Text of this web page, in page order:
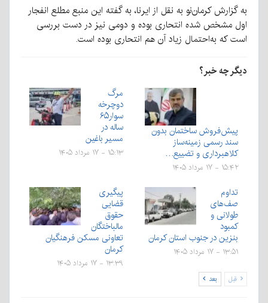
به گزارش کرمان‌نو به نقل از ایرنا، به گفته این منبع مطلع انفجار
اول مشخص شده انتحاری بوده و دومی نیز در دست بررسی
است که به‌احتمال زیاد آن هم انتحاری بوده است.
دیگر چه خبر؟
پیش‌فروش ساختمان بدون
سند رسمی زمینه‌ساز
کلاهبرداری و تضییع…
۱۵:۴۲ - ۱۷ مرداد ۱۴۰۵
مرگ
دوچرخه
سوار۶۵
ساله در
مسیر باغین
۱۵:۱۳ - ۱۷ مرداد ۱۴۰۵
تداوم
صف‌های
طولانی و
کمبود
بنزین در جنوب استان کرمان
۱۳:۵۱ - ۱۷ مرداد ۱۴۰۵
پیگیری
قضایی
حقوق
مالباختگان
تعاونی مسکن فرهنگیان
کرمان
۱۳:۳۹ - ۱۷ مرداد ۱۴۰۵
قبل بعد